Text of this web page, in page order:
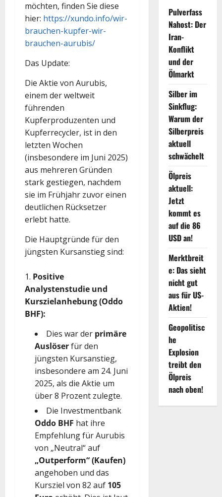
möchten, finden Sie diese
hier: https://xundo.info/wir-
brauchen-kupfer-wir-
brauchen-aurubis/
Das Update:
Die Aktie von Aurubis,
einem der weltweit
führenden
Kupferproduzenten und
Kupferrecycler, ist in den
letzten Wochen
(insbesondere im Juni 2025)
aus mehreren Gründen
stark gestiegen, nachdem
sie im Frühjahr zuvor einen
deutlichen Rücksetzer
erlebt hatte.
Die Hauptgründe für den
jüngsten Kursanstieg sind:
Positive
Analystenstudie und
Kurszielanhebung (Oddo
BHF):
Dies war der primäre
Auslöserfür den
jüngsten Kursanstieg,
insbesondere am 24. Juni
2025, als die Aktie um
über 8 Prozent zulegte.
Die Investmentbank
Oddo BHF hat ihre
Empfehlung für Aurubis
von „Neutral“ auf
„Outperform“ (Kaufen)
angehoben und das
Kursziel von 82 auf 105
Pulverfass
Nahost: Der
Iran-
Konflikt
und der
Ölmarkt
Silber im
Sinkflug:
Warum der
Silberpreis
aktuell
schwächelt
Ölpreis
aktuell:
Jetzt
kommt es
auf die 86
USD an!
Merktbreit
e: Das sieht
nicht gut
aus für US-
Aktien!
Geopolitisc
he
Explosion
treibt den
Ölpreis
nach oben!